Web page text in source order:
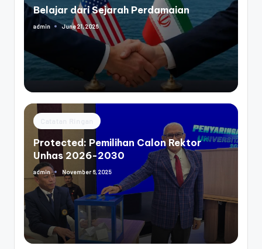
Belajar dari Sejarah Perdamaian
Posted
admin June 21, 2026
Posted
in
Protected: Pemilihan Calon Rektor
Unhas 2026-2030
Posted
by
admin November 6, 2025